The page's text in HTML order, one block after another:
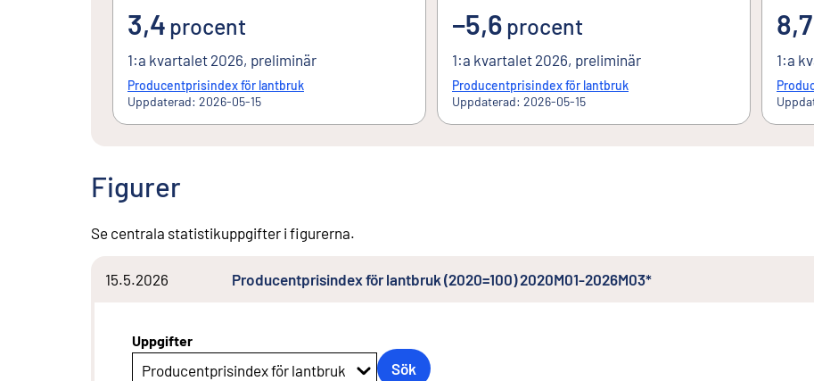
3,4procent
3,4 procent
1:a kvartalet 2026, preliminär
Producentprisindex för lantbruk
Uppdaterad: 2026-05-15
minus5,6procent
−5,6 procent
1:a kvartalet 2026, preliminär
Producentprisindex för lantbruk
Uppdaterad: 2026-05-15
8,7
1:a
Figurer
Se centrala statistikuppgifter i figurerna.
15.5.2026 Producentprisindex för lantbruk (2020=100) 2020M01-2026M03*
Uppgifter
Producentprisindex för lantbruk Sök